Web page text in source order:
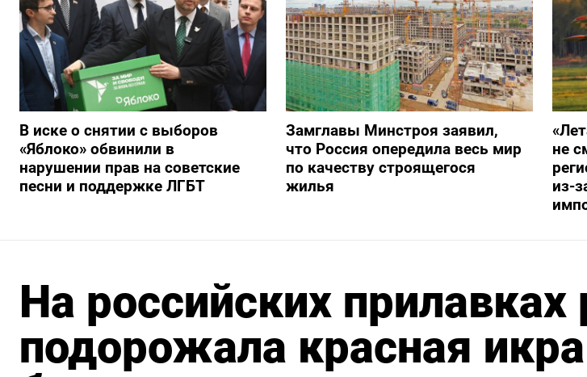
В иске о снятии с выборов
«Яблоко» обвинили в
нарушении прав на советские
песни и поддержке ЛГБТ
Замглавы Минстроя заявил,
что Россия опередила весь мир
по качеству строящегося
жилья
не
из-
На российских прилавках
подорожала красная